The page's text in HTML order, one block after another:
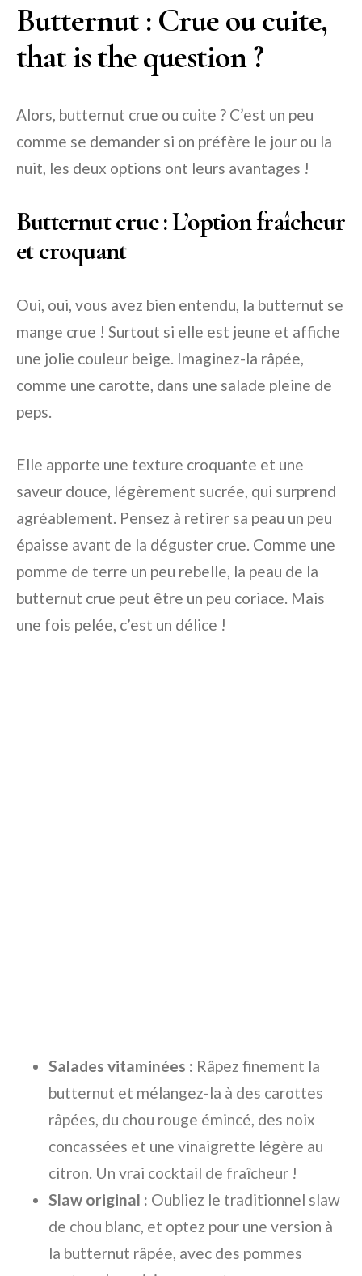
Butternut : Crue ou cuite,
that is the question ?
Alors, butternut crue ou cuite ? C’est un peu
comme se demander si on préfère le jour ou la
nuit, les deux options ont leurs avantages !
Butternut crue : L’option fraîcheur
et croquant
Oui, oui, vous avez bien entendu, la butternut se
mange crue ! Surtout si elle est jeune et affiche
une jolie couleur beige. Imaginez-la râpée,
comme une carotte, dans une salade pleine de
peps.
Elle apporte une texture croquante et une
saveur douce, légèrement sucrée, qui surprend
agréablement. Pensez à retirer sa peau un peu
épaisse avant de la déguster crue. Comme une
pomme de terre un peu rebelle, la peau de la
butternut crue peut être un peu coriace. Mais
une fois pelée, c’est un délice !
Salades vitaminées : Râpez finement la
butternut et mélangez-la à des carottes
râpées, du chou rouge émincé, des noix
concassées et une vinaigrette légère au
citron. Un vrai cocktail de fraîcheur !
Slaw original : Oubliez le traditionnel slaw
de chou blanc, et optez pour une version à
la butternut râpée, avec des pommes